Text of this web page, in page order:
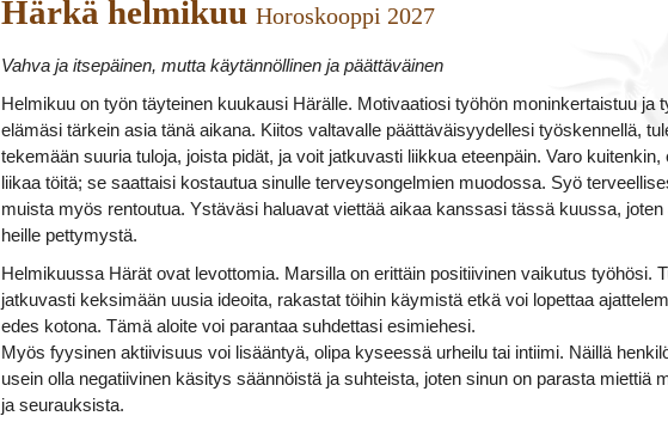
Härkä helmikuu Horoskooppi 2027
Vahva ja itsepäinen, mutta käytännöllinen ja päättäväinen
Helmikuu on työn täyteinen kuukausi Härälle. Motivaatiosi työhön moninkertaistuu ja
elämäsi tärkein asia tänä aikana. Kiitos valtavalle päättäväisyydellesi työskennellä,
tekemään suuria tuloja, joista pidät, ja voit jatkuvasti liikkua eteenpäin. Varo kuitenkin,
liikaa töitä; se saattaisi kostautua sinulle terveysongelmien muodossa. Syö
muista myös rentoutua. Ystäväsi haluavat viettää aikaa kanssasi tässä kuussa, joten
heille pettymystä.
Helmikuussa Härät ovat levottomia. Marsilla on erittäin positiivinen vaikutus työhösi.
jatkuvasti keksimään uusia ideoita, rakastat töihin käymistä etkä voi lopettaa
edes kotona. Tämä aloite voi parantaa suhdettasi esimiehesi.
Myös fyysinen aktiivisuus voi lisääntyä, olipa kyseessä urheilu tai intiimi. Näillä
usein olla negatiivinen käsitys säännöistä ja suhteista, joten sinun on parasta miettiä
ja seurauksista.